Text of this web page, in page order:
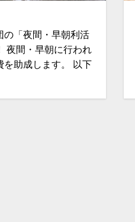
の「夜間・早朝利活
夜間・早朝に行われ
を助成します。 以下